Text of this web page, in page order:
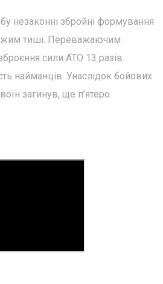
незаконні збройні формування
тиші. Переважаючим
сили АТО 13 разів
найманців. Унаслідок бойових
загинув, ще п’ятеро